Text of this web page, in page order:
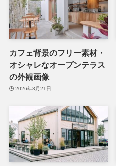
カフェ背景のフリー素材・
オシャレなオープンテラス
の外観画像
2026年3月21日